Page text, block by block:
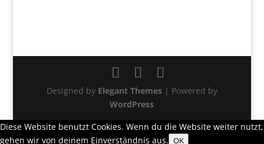
Designed by Elegant Themes| Powered by
WordPress
Diese Website benutzt Cookies. Wenn du die Website weiter nutzt,
gehen wir von deinem Einverständnis aus. OK